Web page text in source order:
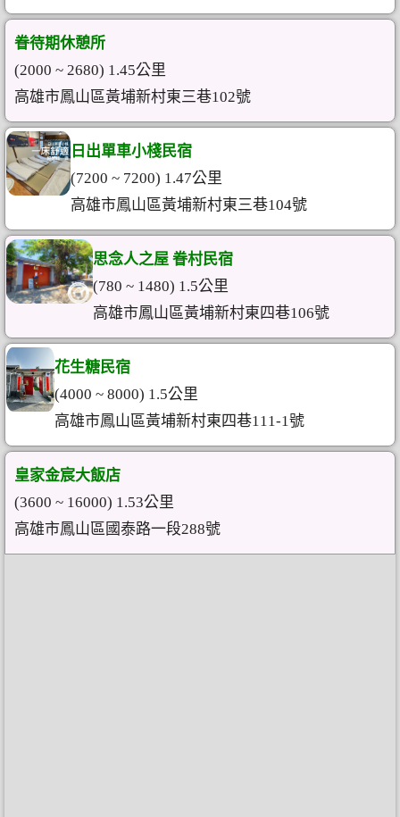
眷待期休憩所
(2000 ~ 2680) 1.45公里
高雄市鳳山區黃埔新村東三巷102號
日出單車小棧民宿
(7200 ~ 7200) 1.47公里
高雄市鳳山區黃埔新村東三巷104號
思念人之屋 眷村民宿
(780 ~ 1480) 1.5公里
高雄市鳳山區黃埔新村東四巷106號
花生糖民宿
(4000 ~ 8000) 1.5公里
高雄市鳳山區黃埔新村東四巷111-1號
皇家金宸大飯店
(3600 ~ 16000) 1.53公里
高雄市鳳山區國泰路一段288號